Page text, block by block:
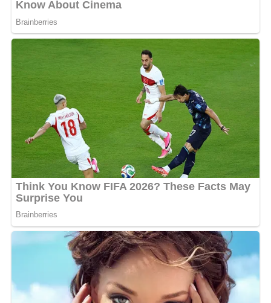
Le choix de la plage comme cadre pour ces vacances
familiales souligne une aspiration à la sérénité et à la
communion avec la nature. En s’affichant ainsi au milieu
de sa famille, le joueur partage avec son public une
facette plus intime et chaleureuse de sa vie, prouvant
que, pour lui, le véritable ressourcement réside avant
tout dans la présence et l’affection de ceux qui
l’accompagnent dans son parcours personnel.
MOTS-CLÉS : UNE